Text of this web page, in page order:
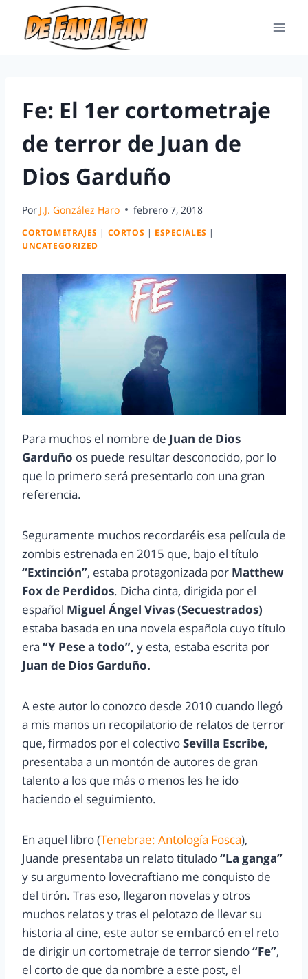
Fe: El 1er cortometraje
de terror de Juan de
Dios Garduño
Por J.J. González Haro febrero 7, 2018
CORTOMETRAJES | CORTOS | ESPECIALES |
UNCATEGORIZED
Para muchos el nombre de Juan de Dios
Garduño os puede resultar desconocido, por lo
que lo primero será presentarlo con una gran
referencia.
Seguramente muchos recordaréis esa película de
zombis estrenada en 2015 que, bajo el título
“Extinción”, estaba protagonizada por Matthew
Fox de Perdidos. Dicha cinta, dirigida por el
español Miguel Ángel Vivas (Secuestrados)
estaba basada en una novela española cuyo título
era “Y Pese a todo”, y esta, estaba escrita por
Juan de Dios Garduño.
A este autor lo conozco desde 2010 cuando llegó
a mis manos un recopilatorio de relatos de terror
que, firmados por el colectivoSevilla Escribe,
presentaba a un montón de autores de gran
talento a los que más o menos les he ido
haciendo el seguimiento.
En aquel libro (Tenebrae: Antología Fosca),
Juande presentaba un relato titulado“La ganga”
y su argumento lovecraftiano me conquisto de
del tirón. Tras eso, llegaron novelas y otros
muchos relatos y tras el pelotazo de llevar su
historia al cine, este autor se embarcó en el reto
de dirigir un cortometraje de terror siendo“Fe”,
el corto de que da nombre a este post, el